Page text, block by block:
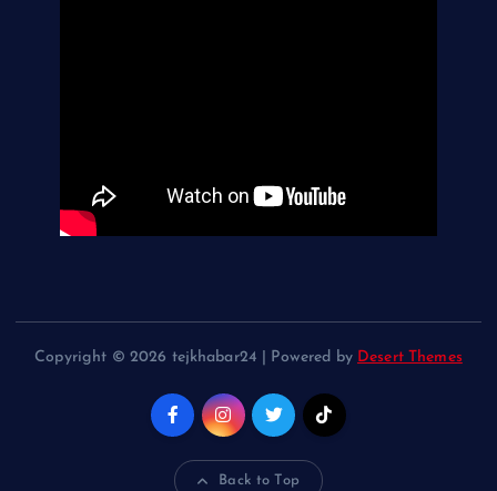
Copyright © 2026 tejkhabar24 | Powered by Desert Themes
Back to Top